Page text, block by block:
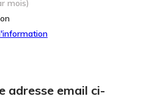
mois)
adresse email ci-